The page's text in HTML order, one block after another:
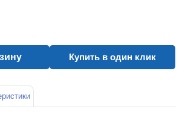
Купить в один клик